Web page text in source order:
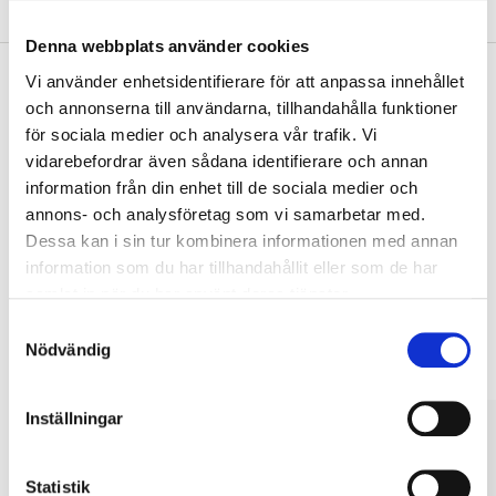
Denna webbplats använder cookies
Vi använder enhetsidentifierare för att anpassa innehållet
och annonserna till användarna, tillhandahålla funktioner
för sociala medier och analysera vår trafik. Vi
vidarebefordrar även sådana identifierare och annan
information från din enhet till de sociala medier och
annons- och analysföretag som vi samarbetar med.
Dessa kan i sin tur kombinera informationen med annan
information som du har tillhandahållit eller som de har
Nödvändig
Inställningar
Statistik
Köp & Hämta
Köp & Hämta i ditt varuhus inom 2 timmar! För mer information om
tjänsten och våra villkor.
LÄS MER